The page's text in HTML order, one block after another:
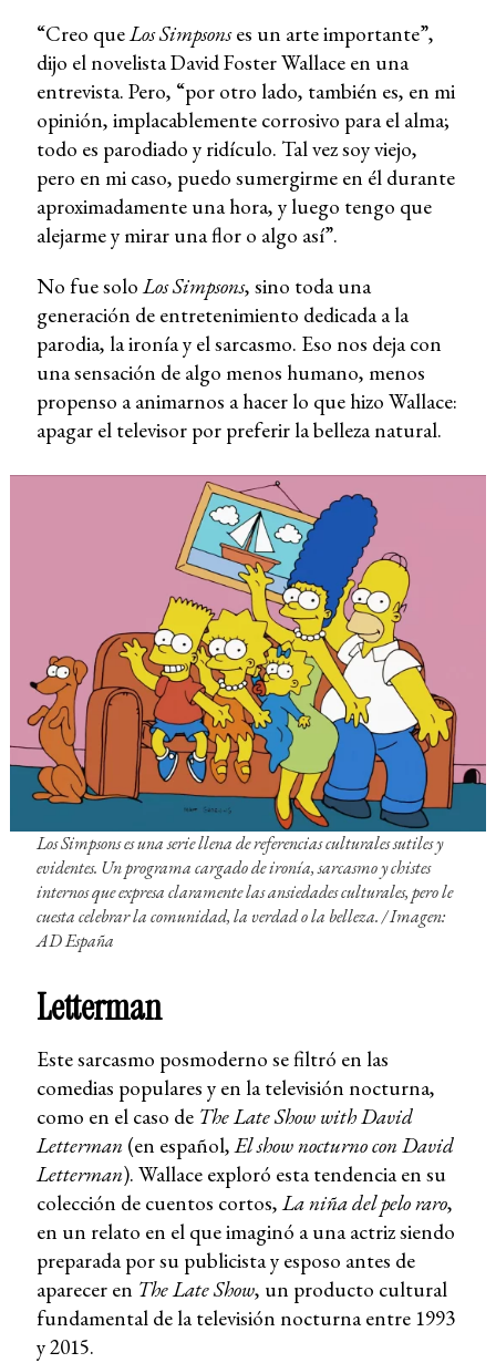
“Creo queLos Simpsonses un arte importante”,
dijo el novelista David Foster Wallace en una
entrevista. Pero, “por otro lado, también es, en mi
opinión, implacablemente corrosivo para el alma;
todo es parodiado y ridículo. Tal vez soy viejo,
pero en mi caso, puedo sumergirme en él durante
aproximadamente una hora, y luego tengo que
alejarme y mirar una flor o algo así”.
No fue soloLos Simpsons, sino toda una
generación de entretenimiento dedicada a la
parodia, la ironía y el sarcasmo. Eso nos deja con
una sensación de algo menos humano, menos
propenso a animarnos a hacer lo que hizo Wallace:
apagar el televisor por preferir la belleza natural.
Los Simpsonses una serie llena de referencias culturales sutiles y
evidentes. Un programa cargado de ironía, sarcasmo y chistes
internos que expresa claramente las ansiedades culturales, pero le
cuesta celebrar la comunidad, la verdad o la belleza. /Imagen:
AD España
Letterman
Este sarcasmo posmoderno se filtró en las
comedias populares y en la televisión nocturna,
como en el caso de The Late Show with David
Letterman (en español,El show nocturno con David
Letterman). Wallace exploró esta tendencia en su
colección de cuentos cortos,La niña del pelo raro,
en un relato en el que imaginó a una actriz siendo
preparada por su publicista y esposo antes de
aparecer en The Late Show, un producto cultural
fundamental de la televisión nocturna entre 1993
y 2015.